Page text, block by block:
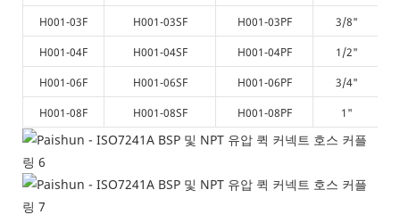
H001-03F
H001-03SF H001-03PF
3/8"
H001-04F
H001-04SF H001-04PF
1/2"
H001-06F
H001-06SF H001-06PF
3/4"
H001-08F
H001-08SF H001-08PF 1"